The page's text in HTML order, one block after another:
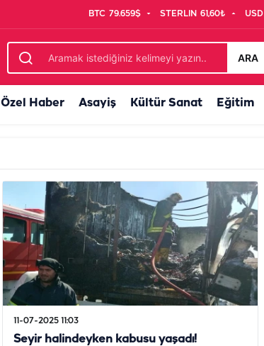
BTC 79.659$ STERLIN 61,60₺ USD
ARA
Özel Haber Asayiş Kültür Sanat Eğitim
11-07-2025 11:03
Seyir halindeyken kabusu yaşadı!